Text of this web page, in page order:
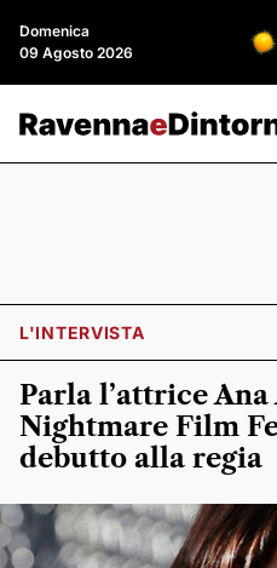
Domenica
09 Agosto 2026
L'INTERVISTA
Parla l’attrice Ana
Nightmare Film
debutto alla regia